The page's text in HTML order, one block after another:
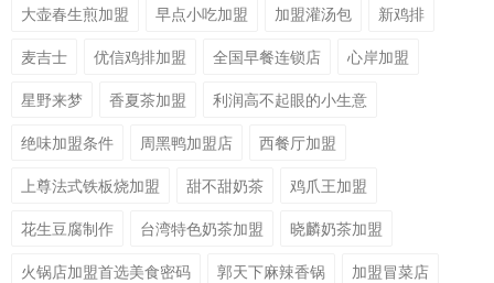
大壶春生煎加盟
早点小吃加盟 加盟灌汤包
新鸡排
麦吉士
优信鸡排加盟 全国早餐连锁店
心岸加盟
星野来梦
香夏茶加盟
利润高不起眼的小生意
绝味加盟条件
周黑鸭加盟店
西餐厅加盟
上尊法式铁板烧加盟
甜不甜奶茶
鸡爪王加盟
花生豆腐制作
台湾特色奶茶加盟
晓麟奶茶加盟
火锅店加盟首选美食密码
郭天下麻辣香锅
加盟冒菜店